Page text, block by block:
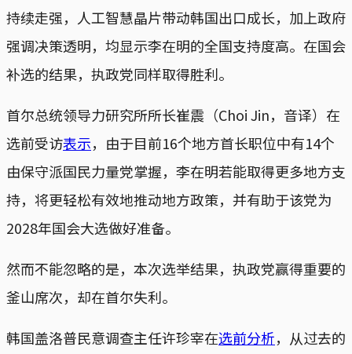
持续走强，人工智慧晶片带动韩国出口成长，加上政府
强调决策透明，均显示李在明的全国支持度高。在国会
补选的结果，执政党同样取得胜利。
首尔总统领导力研究所所长崔震（Choi Jin，音译）在
选前受访表示，由于目前16个地方首长职位中有14个
由保守派国民力量党掌握，李在明若能取得更多地方支
持，将更轻松有效地推动地方政策，并有助于该党为
2028年国会大选做好准备。
然而不能忽略的是，本次选举结果，执政党赢得重要的
釜山席次，却在首尔失利。
韩国盖洛普民意调查主任许珍宰在选前分析，从过去的